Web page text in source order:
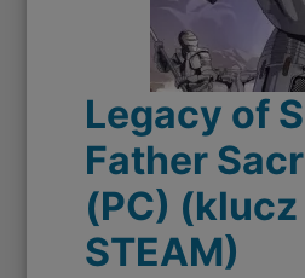
Legacy of
Father
(PC) (klucz
STEAM)